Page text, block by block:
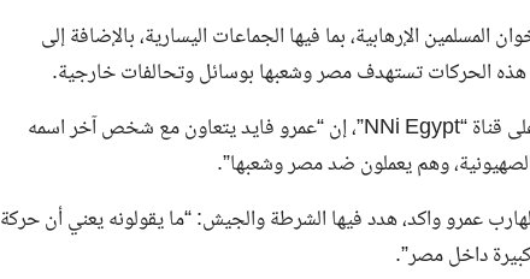
الإرهابية، بما فيها الجماعات اليسارية، بالإضافة إلى
الحركات تستهدف مصر وشعبها بوسائل وتحالفات خارجية.
وقال أحمد موسى، خلال تقديمه برنامج “على مسئوليتي” على قناة “NNi Egypt”، إن “عمرو فايد يتعاون مع شخص آخر اسمه
وهم يعملون ضد مصر وشعبها”.
عمرو واكد، هدد فيها الشرطة والجيش: “ما يقولونه يعني أن حركة
داخل مصر”.